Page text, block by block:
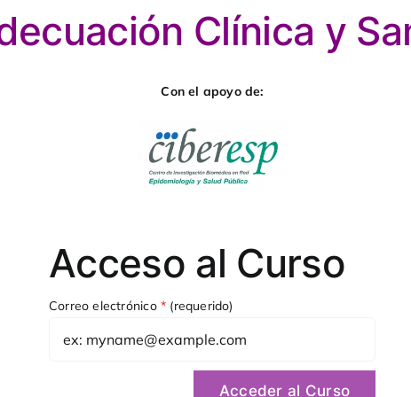
Clínica y
Con el apoyo de:
Acceso al Curso
Correo electrónico * (requerido)